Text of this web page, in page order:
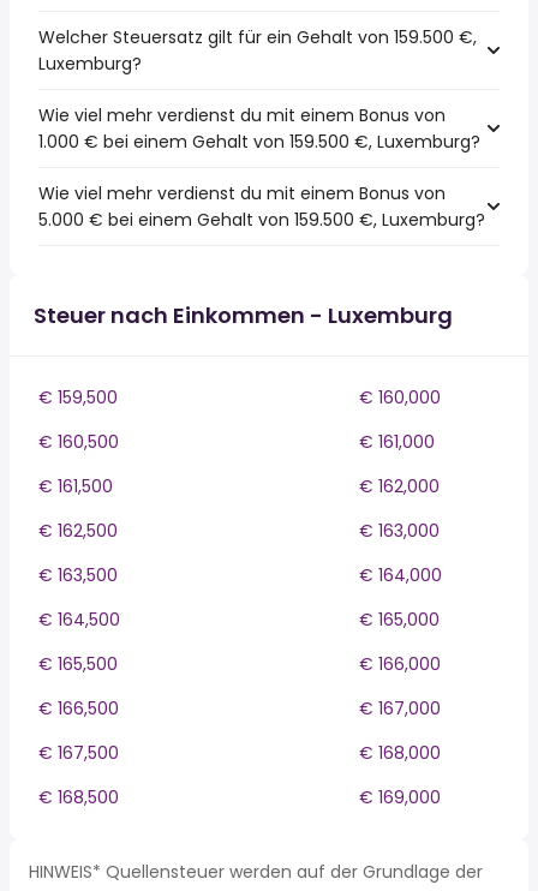
Welcher Steuersatz gilt für ein Gehalt von 159.500 €,
Luxemburg?
Wie viel mehr verdienst du mit einem Bonus von
1.000 € bei einem Gehalt von 159.500 €, Luxemburg?
Wie viel mehr verdienst du mit einem Bonus von
5.000 € bei einem Gehalt von 159.500 €, Luxemburg?
Steuer nach Einkommen - Luxemburg
€ 159,500
€ 160,000
€ 160,500
€ 161,000
€ 161,500
€ 162,000
€ 162,500
€ 163,000
€ 163,500
€ 164,000
€ 164,500
€ 165,000
€ 165,500
€ 166,000
€ 166,500
€ 167,000
€ 167,500
€ 168,000
€ 168,500
€ 169,000
HINWEIS* Quellensteuer werden auf der Grundlage der